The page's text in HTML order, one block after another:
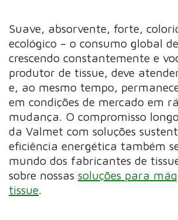
Suave, absorvente, forte,
ecológico – o consumo global
crescendo constantemente e
produtor de tissue, deve
e, ao mesmo tempo,
em condições de mercado em
mudança. O compromisso
da Valmet com soluções
eficiência energética também
mundo dos fabricantes de
sobre nossassoluções para
tissue.